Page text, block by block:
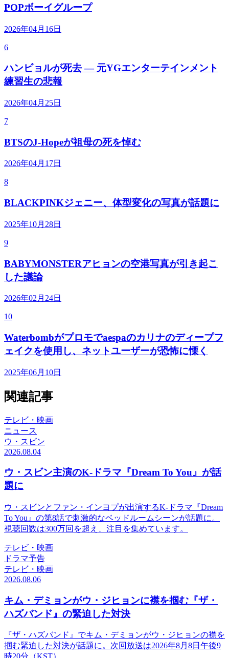
POPボーイグループ
2026年04月16日
6
ハンビョルが死去 — 元YGエンターテインメント
練習生の悲報
2026年04月25日
7
BTSのJ-Hopeが祖母の死を悼む
2026年04月17日
8
BLACKPINKジェニー、体型変化の写真が話題に
2025年10月28日
9
BABYMONSTERアヒョンの空港写真が引き起こ
した議論
2026年02月24日
10
Waterbombがプロモでaespaのカリナのディープフ
ェイクを使用し、ネットユーザーが恐怖に慄く
2025年06月10日
関連記事
テレビ・映画
ニュース
ウ・スビン
2026.08.04
ウ・スビン主演のK-ドラマ『Dream To You』が話
題に
ウ・スビンとファン・インヨプが出演するK-ドラマ『Dream
To You』の第8話で刺激的なベッドルームシーンが話題に。
視聴回数は300万回を超え、注目を集めています。
テレビ・映画
ドラマ予告
テレビ・映画
2026.08.06
キム・デミョンがウ・ジヒョンに襟を掴む『ザ・
ハズバンド』の緊迫した対決
『ザ・ハズバンド』でキム・デミョンがウ・ジヒョンの襟を
掴む緊迫した対決が話題に。次回放送は2026年8月8日午後9